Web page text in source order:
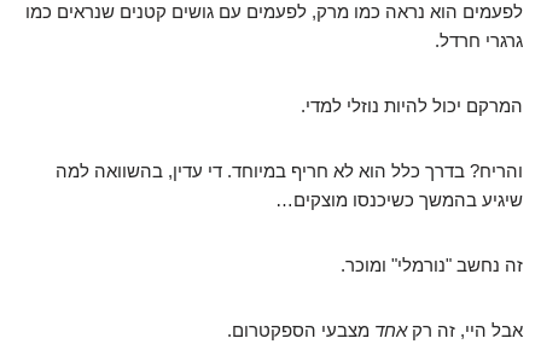
לפעמים הוא נראה כמו מרק, לפעמים עם גושים קטנים שנראים כמו
גרגרי חרדל.
המרקם יכול להיות נוזלי למדי.
והריח? בדרך כלל הוא לא חריף במיוחד. די עדין, בהשוואה למה
שיגיע בהמשך כשיכנסו מוצקים…
זה נחשב "נורמלי" ומוכר.
אבל היי, זה רקאחד מצבעי הספקטרום.